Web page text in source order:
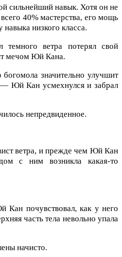
сильнейший навык. Хотя он не
40% мастерства, его мощь
низкого класса.
темного ветра потерял свой
мечом Юй Кана.
значительно улучшит
— Юй Кан усмехнулся и забрал
непредвиденное.
ветра, и прежде чем Юй Кан
с ним возникла какая-то
почувствовал, как у него
часть тела невольно упала
начисто.